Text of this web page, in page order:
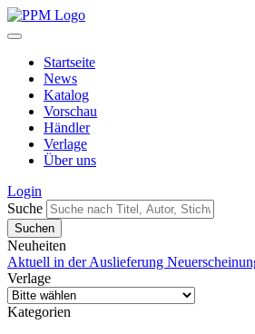
Startseite
News
Katalog
Vorschau
Händler
Verlage
Über uns
Login
Suche
Neuheiten
Aktuell in der Auslieferung
Verlage
Kategorien